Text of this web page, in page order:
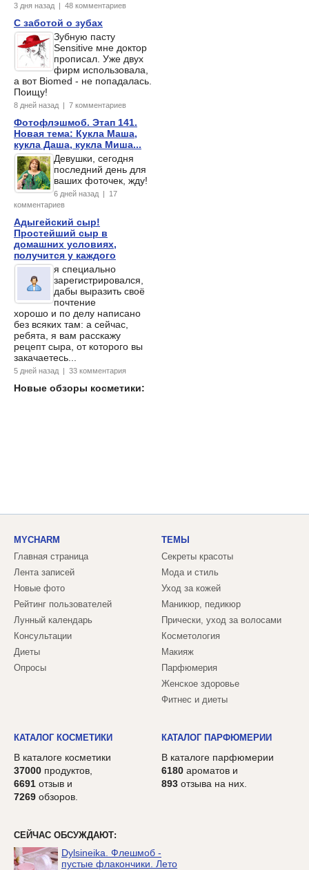
3 дня назад | 48 комментариев
С заботой о зубах
Зубную пасту
Sensitive мне доктор
прописал. Уже двух
фирм использовала,
а вот Biomed - не попадалась.
Поищу!
8 дней назад | 7 комментариев
Фотофлэшмоб. Этап 141.
Новая тема: Кукла Маша,
кукла Даша, кукла Миша...
Девушки, сегодня
последний день для
ваших фоточек, жду!
6 дней назад | 17
комментариев
Адыгейский сыр!
Простейший сыр в
домашних условиях,
получится у каждого
я специально
зарегистрировался,
дабы выразить своё
почтение
хорошо и по делу написано
без всяких там: а сейчас,
ребята, я вам расскажу
рецепт сыра, от которого вы
закачаетесь...
5 дней назад | 33 комментария
Новые обзоры косметики:
MYCHARM
Главная страница
Лента записей
Новые фото
Рейтинг пользователей
Лунный календарь
Консультации
Диеты
Опросы
ТЕМЫ
Секреты красоты
Мода и стиль
Уход за кожей
Маникюр, педикюр
Прически, уход за волосами
Косметология
Макияж
Парфюмерия
Женское здоровье
Фитнес и диеты
КАТАЛОГ КОСМЕТИКИ
В каталоге косметики
37000 продуктов,
6691 отзыв и
7269 обзоров.
КАТАЛОГ ПАРФЮМЕРИИ
В каталоге парфюмерии
6180 ароматов и
893 отзыва на них.
СЕЙЧАС ОБСУЖДАЮТ:
Dylsineika. Флешмоб -
пустые флакончики. Лето